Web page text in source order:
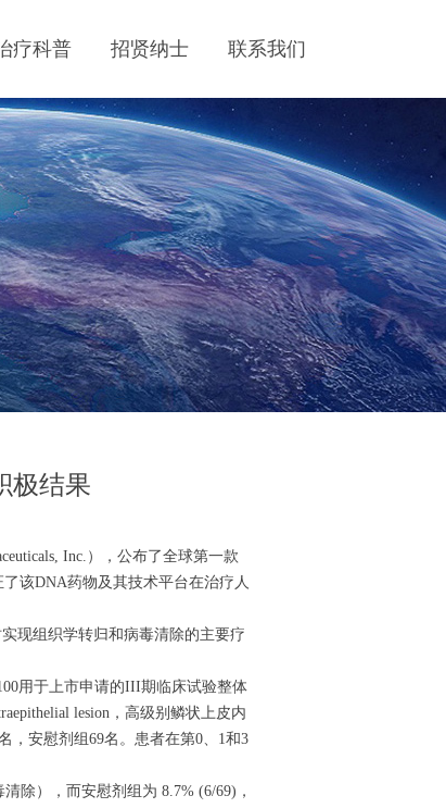
疗科普 招贤纳士 联系我们
极结果
Inc.），公布了全球第一款
该DNA药物及其技术平台在治疗人
现组织学转归和病毒清除的主要疗
用于上市申请的III期临床试验整体
lesion，高级别鳞状上皮内
，安慰剂组69名。患者在第0、1和3
除），而安慰剂组为 8.7% (6/69)，